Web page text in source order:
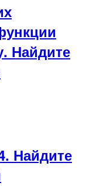
Найдите
Найдите